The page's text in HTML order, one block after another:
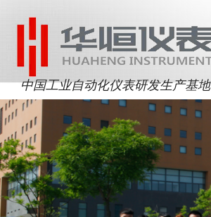
中国工业自动化仪表研发生产基地